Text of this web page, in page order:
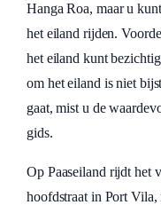
Hanga Roa, maar u
het eiland rijden.
het eiland kunt
om het eiland is niet
gaat, mist u de
gids.
Op Paaseiland rijdt het
hoofdstraat in Port Vila,